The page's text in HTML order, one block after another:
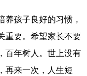
养孩子良好的习惯，
重要。希望家长不要
百年树人。世上没有
再来一次，人生短